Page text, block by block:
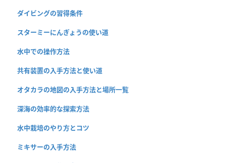
ダイビングの習得条件
スターミーにんぎょうの使い道
水中での操作方法
共有装置の入手方法と使い道
オタカラの地図の入手方法と場所一覧
深海の効率的な探索方法
水中栽培のやり方とコツ
ミキサーの入手方法